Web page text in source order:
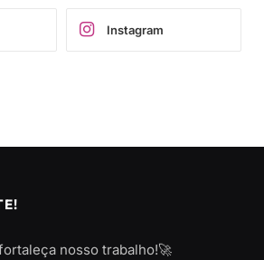
Instagram
nosso trabalho!🚀